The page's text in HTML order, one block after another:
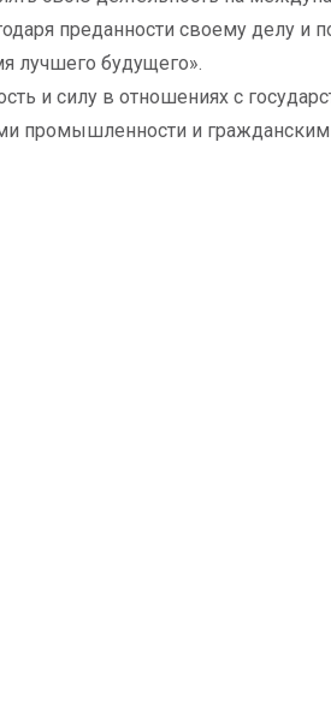
преданности своему делу и
лучшего будущего».
и силу в отношениях с
промышленности и